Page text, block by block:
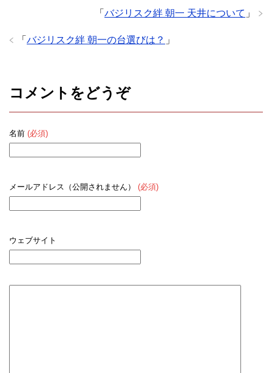
「 バジリスク絆 朝一 天井について 」
「 バジリスク絆 朝一の台選びは？ 」
コメントをどうぞ
名前 (必須)
メールアドレス（公開されません） (必須)
ウェブサイト